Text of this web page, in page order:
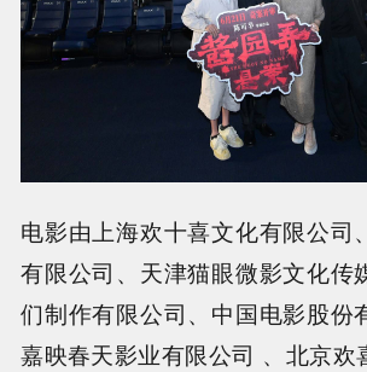
电影由上海欢十喜文化有限公司
有限公司、天津猫眼微影文化传
们制作有限公司、中国电影股份
嘉映春天影业有限公司 、北京欢